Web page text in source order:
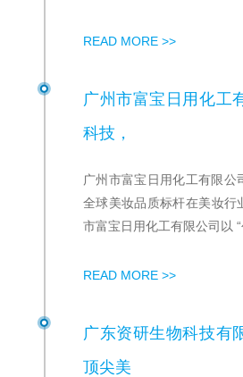
READ MORE >>
广州市富宝日用化工
科技，
广州市富宝日用化工有限公
全球美妆品质标杆​在美妆行
市富宝日用化工有限公司以 “
READ MORE >>
广东资研生物科技有
顶尖美